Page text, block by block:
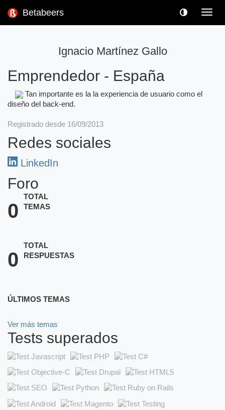
Betabeers
Ignacio Martínez Gallo
Emprendedor - España
Tan importante es la la experiencia de usuario como el
diseño del back-end.
Registrado desde 16/09/2013
Redes sociales
LinkedIn
Foro
0
TOTAL
TEMAS
0
TOTAL
RESPUESTAS
ÚLTIMOS TEMAS
Ver más temas
Tests superados